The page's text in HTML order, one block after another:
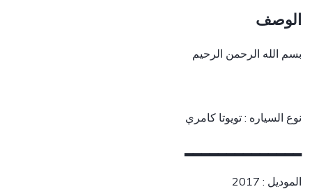
الوصف
بسم الله الرحمن الرحيم
نوع السياره : تويوتا كامري
▂▂▂▂▂▂▂▂▂▂▂▂▂▂
الموديل : 2017